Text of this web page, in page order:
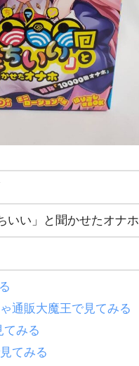
いい」と聞かせたオナホ
通販大魔王で見てみる
てみる
てみる